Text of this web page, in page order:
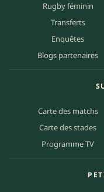
Rugby féminin
Transferts
Enquêtes
Blogs partenaires
Carte des matchs
Carte des stades
Programme TV